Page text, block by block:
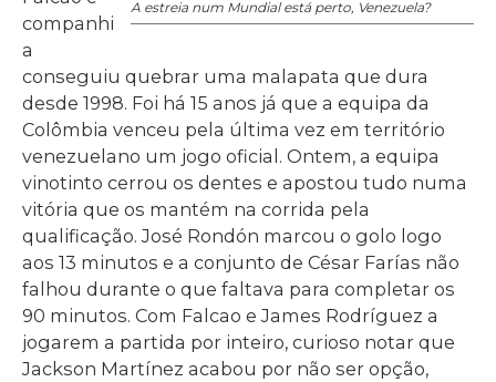
A estreia num Mundial está perto, Venezuela?
companhi
a
conseguiu quebrar uma malapata que dura
desde 1998. Foi há 15 anos já que a equipa da
Colômbia venceu pela última vez em território
venezuelano um jogo oficial. Ontem, a equipa
vinotinto cerrou os dentes e apostou tudo numa
vitória que os mantém na corrida pela
qualificação. José Rondón marcou o golo logo
aos 13 minutos e a conjunto de César Farías não
falhou durante o que faltava para completar os
90 minutos. Com Falcao e James Rodríguez a
jogarem a partida por inteiro, curioso notar que
Jackson Martínez acabou por não ser opção,